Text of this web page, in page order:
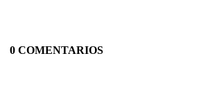
0 COMENTARIOS